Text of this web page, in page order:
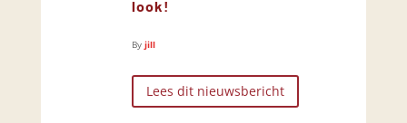
look!
By jill
Lees dit nieuwsbericht